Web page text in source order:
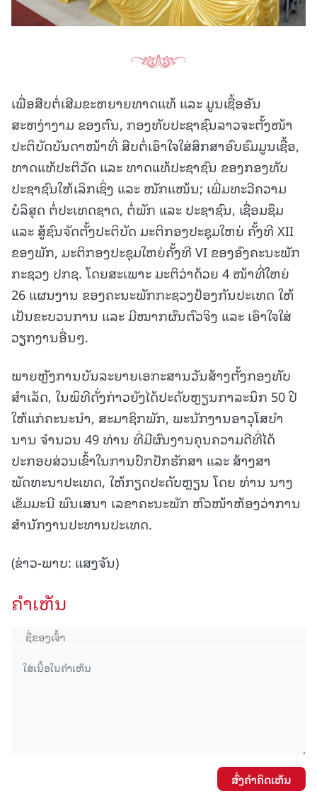
ເພື່ອສືບຕໍ່ເສີມຂະຫຍາຍທາດແທ້ ແລະ ມູນເຊື້ອອັນ
ສະຫງ່າງາມ ຂອງຕົນ, ກອງທັບປະຊາຊົນລາວຈະຕັ້ງໜ້າ
ປະຕິບັດບັນດາໜ້າທີ່ ສືບຕໍ່ເອົາໃຈໃສ່ສຶກສາອົບຮົມມູນເຊື້ອ,
ທາດແທ້ປະຕິວັດ ແລະ ທາດແທ້ປະຊາຊົນ ຂອງກອງທັບ
ປະຊາຊົນໃຫ້ເລິກເຊິ່ງ ແລະ ໜັກແໜ້ນ; ເພີ່ມທະວີຄວາມ
ບໍລິສຸດ ຕໍ່ປະເທດຊາດ, ຕໍ່ພັກ ແລະ ປະຊາຊົນ, ເຊື່ອມຊຶມ
ແລະ ສູ້ຊົນຈັດຕັ້ງປະຕິບັດ ມະຕິກອງປະຊຸມໃຫຍ່ ຄັ້ງທີ XII
ຂອງພັກ, ມະຕິກອງປະຊຸມໃຫຍ່ຄັ້ງທີ VI ຂອງອົງຄະນະພັກ
ກະຊວງ ປກຊ. ໂດຍສະເພາະ ມະຕິວ່າດ້ວຍ 4 ໜ້າທີ່ໃຫຍ່
26 ແຜນງານ ຂອງຄະນະພັກກະຊວງປ້ອງກັນປະເທດ ໃຫ້
ເປັນຂະບວນການ ແລະ ມີໝາກຜົນຕົວຈິງ ແລະ ເອົາໃຈໃສ່
ວຽກງານອື່ນໆ.
ພາຍຫຼັງການບັນລະຍາຍເອກະສານວັນສ້າງຕັ້ງກອງທັບ
ສໍາເລັດ, ໃນພິທີດັ່ງກ່າວຍັງໄດ້ປະດັບຫຼຽນກາລະນຶກ 50 ປີ
ໃຫ້ແກ່ຄະນະນໍາ, ສະມາຊິກພັກ, ພະນັກງານອາວຸໂສບໍາ
ນານ ຈໍານວນ 49 ທ່ານ ທີ່ມີຜົນງານຄຸນຄວາມດີທີ່ໄດ້
ປະກອບສ່ວນເຂົ້າໃນການປົກປັກຮັກສາ ແລະ ສ້າງສາ
ພັດທະນາປະເທດ, ໃຫ້ກຽດປະດັບຫຼຽນ ໂດຍ ທ່ານ ນາງ
ເຂັມມະນີ ພົນເສນາ ເລຂາຄະນະພັກ ຫົວໜ້າຫ້ອງວ່າການ
ສໍານັກງານປະທານປະເທດ.
(ຂ່າວ-ພາບ: ແສງຈັນ)
ຄໍາເຫັນ
ສົ່ງຄໍາຄິດເຫັນ